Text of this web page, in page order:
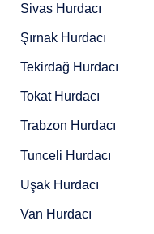
Sivas Hurdacı
Şırnak Hurdacı
Tekirdağ Hurdacı
Tokat Hurdacı
Trabzon Hurdacı
Tunceli Hurdacı
Uşak Hurdacı
Van Hurdacı